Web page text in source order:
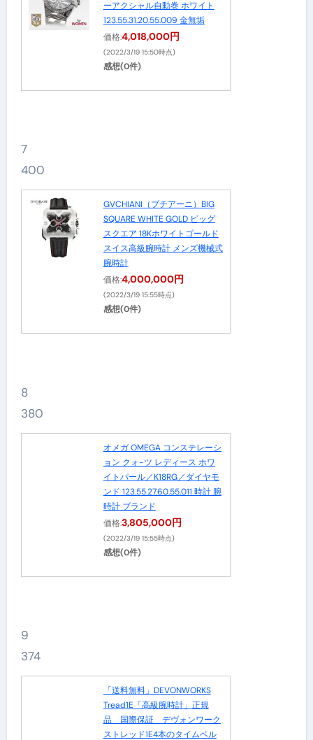
ーアクシャル自動巻 ホワイト
123.55.31.20.55.009 金無垢
価格:4,018,000円
(2022/3/19 15:50時点)
感想(0件)
7
400
GVCHIANI（ブチアーニ）BIG
SQUARE WHITE GOLD ビッグ
スクエア 18Kホワイトゴールド
スイス高級腕時計 メンズ機械式
腕時計
価格:4,000,000円
(2022/3/19 15:55時点)
感想(0件)
8
380
オメガ OMEGA コンステレーシ
ョン クォ−ツ レディース ホワ
イトパール／K18RG／ダイヤモ
ンド 123.55.27.60.55.011 時計 腕
時計 ブランド
価格:3,805,000円
(2022/3/19 15:55時点)
感想(0件)
9
374
「送料無料」DEVONWORKS
Tread1E「高級腕時計」正規
品 国際保証 デヴォンワーク
ストレッド1E4本のタイムベル